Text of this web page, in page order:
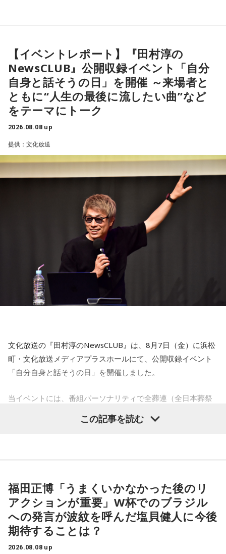
「ニッポン放送ショウアップナイター ヤクルト×DeNA」
■放送日時：8月15日（土） 17時50分～試合終了 （延長対
応あり）
■スペシャルゲスト解説：髙津臣吾
■実況：師岡正雄アナウンサー
■番組X：@showup1242
■ハッシュタグ：#ショウアップナイター #60n
■メールアドレス：89@1242.com
https://www.1242.com/showup
ッキーカラーは水色。
【2位】蟹座（かに座）
好調な運気で心地よく過ごせる1日となりそうです。直感が冴
えやすい運気なので、選択に迷った際は自分の直感を参考に
してみてください。
【3位】蠍座（さそり座）
学びが深まりそうです。海外のことに目を向けたり、探究心
を大切に過ごしてみましょう。
【4位】山羊座（やぎ座）
対人運が好調です。今日は1対1のコミュニケーションが大切
な日。パートナーや大切な友人と深い話をしたり、普段は話
しづらい話題を取り上げてみたりするには良いタイミングで
【5位】牡牛座（おうし座）
趣味や友達付き合いが活発な運気です。今日は心の充実感を
感じやすい日なので、好きなことをとことん楽しみましょ
う。ラッキーアイテムは、炭酸水。
【6位】乙女座（おとめ座）
【7位】牡羊座（おひつじ座）
マイペースに過ごせると良い日です。今日は部屋の片付けを
したり、書類の整理をしたり、身の回りの整理を心掛けて過
【8位】天秤座（てんびん座）
仕事運が好調な日。今日がお休みの人も忙しさが目立ちそう
に必要なことについて考えてみましょう。ラッキーアイテム
はコーヒー。
【10位】獅子座（しし座）
内省がテーマの日です。今日はこれまでを振り返って色々な
ことを見直してみましょう。スマホのデータの整理をした
【イベントレポート】『田村淳の
NewsCLUB』公開収録イベント「自分
自身と話そうの日」を開催 ～来場者と
ともに“人生の最後に流したい曲”など
をテーマにトーク
2026.08.08 up
提供：文化放送
文化放送の『田村淳のNewsCLUB』は、8月7日（金）に浜松
町・文化放送メディアプラスホールにて、公開収録イベント
「自分自身と話そうの日」を開催しました。
当イベントには、番組パーソナリティで全葬連（全日本葬祭
村淳と、アシスタントの砂山圭大郎アナウンサーが登壇。
昨年に続き2回目の開催となる本イベントは、参加者が自分自
身を見つめ直す2つのコーナーで展開。「自分への表彰状を送
ろう」のコーナーでは、大きな成功でなくても「自分、本当
によく頑張ったな」と思えるこれまでの出来事を、“自分への
表彰状”という形で来場者から募集・紹介。自身の記憶を改め
この記事を読む
福田正博「うまくいかなかった後のリ
アクションが重要」W杯でのブラジル
への発言が波紋を呼んだ塩貝健人に今後
期待することは？
2026.08.08 up